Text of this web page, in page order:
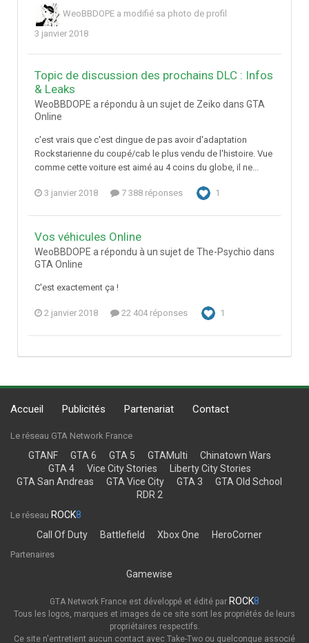
WeoBBDOPE a modifié sa photo de profil
3 janvier 2018
Topic de discussion des prochains DLC : Infos
& Leaks
WeoBBDOPE a répondu à un sujet de Zeiko dans GTA
Online
c'est vrais que c'est dingue de pas avoir d'adaptation
Rockstarienne du coupé/cab le plus vendu de l'histoire. Vue
comme cette voiture est aimé au 4 coins du globe, il ne...
3 janvier 2018 7 388 réponses 1
Vos véhicules Online
WeoBBDOPE a répondu à un sujet de The-Psychio dans
GTA Online
C'est exactement ça !
2 janvier 2018 22 404 réponses 1
Accueil Publicités Partenariat Contact
Le réseau GTA Network France
GTANF GTA 6 GTA 5 GTAMulti
Chinatown Wars
GTA 4
Vice City Stories
Liberty City Stories
GTA San Andreas
GTA Vice City GTA 3
GTA Old School
RDR 2
Le réseau ROCK8
Call Of Duty
Battlefield Xbox One HeroCorner
Partenaires
Gamewise
GTA Network France est développé et édité par ROCK8
Tous les logos, marques et images de ce site sont les propriétés de leurs
propriétaires respectifs.
Ce site n'entretient aucun contact avec Take-Two ou quelconque associé